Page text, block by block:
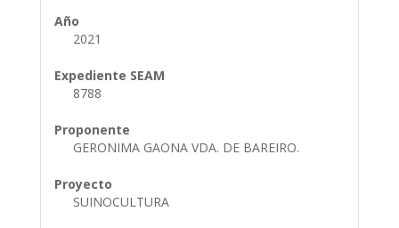
Año
2021
Expediente SEAM
8788
Proponente
GERONIMA GAONA VDA. DE BAREIRO.
Proyecto
SUINOCULTURA